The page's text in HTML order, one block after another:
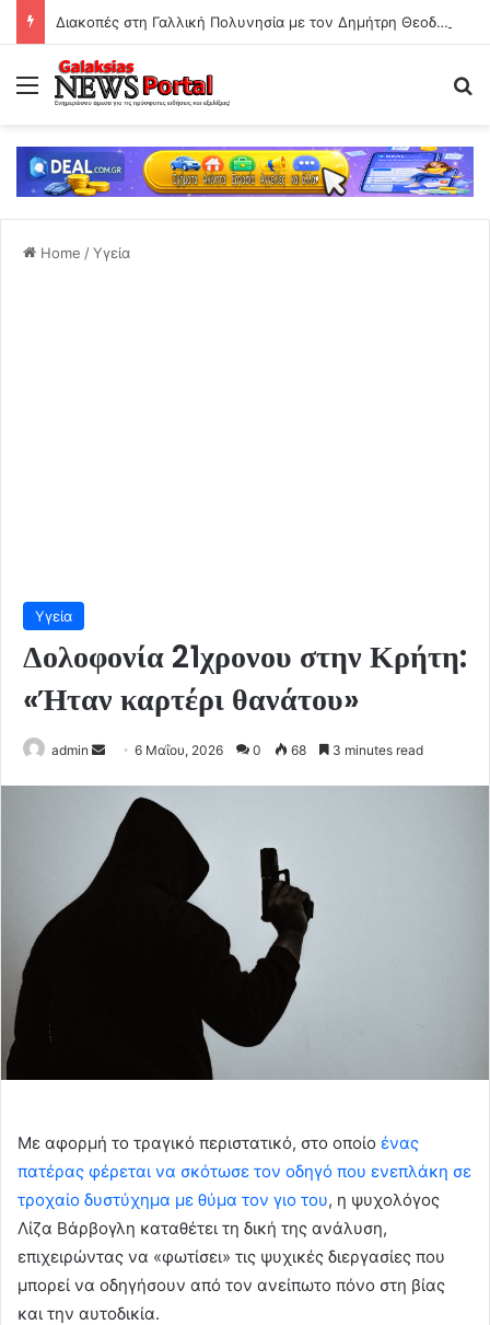
Διακοπές στη Γαλλική Πολυνησία με τον Δημήτρη Θεοδωρίδη και τα παιδιά τους
Menu
Home /Υγεία
Υγεία
Δολοφονία 21χρονου στην Κρήτη:
«Ήταν καρτέρι θανάτου»
admin
Send
email
6 Μαΐου, 2026 0 68 3 minutes read
Με αφορμή το τραγικό περιστατικό, στο οποίο ένας
πατέρας φέρεται να σκότωσε τον οδηγό που ενεπλάκη σε
τροχαίο δυστύχημα με θύμα τον γιο του, η ψυχολόγος
Λίζα Βάρβογλη καταθέτει τη δική της ανάλυση,
επιχειρώντας να «φωτίσει» τις ψυχικές διεργασίες που
μπορεί να οδηγήσουν από τον ανείπωτο πόνο στη βίας
και την αυτοδικία.